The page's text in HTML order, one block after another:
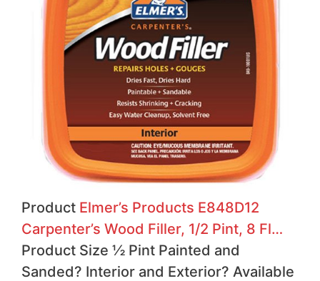
Product Elmer’s Products E848D12
Carpenter’s Wood Filler, 1/2 Pint, 8 Fl…
Product Size ½ Pint Painted and
Sanded? Interior and Exterior? Available